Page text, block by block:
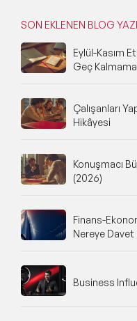
SON EKLENEN BLOG
Eylül-Kasım
Geç
Çalışanları
Hikâyesi
Konuşmacı
(2026)
Finans-
Nereye Davet
Business